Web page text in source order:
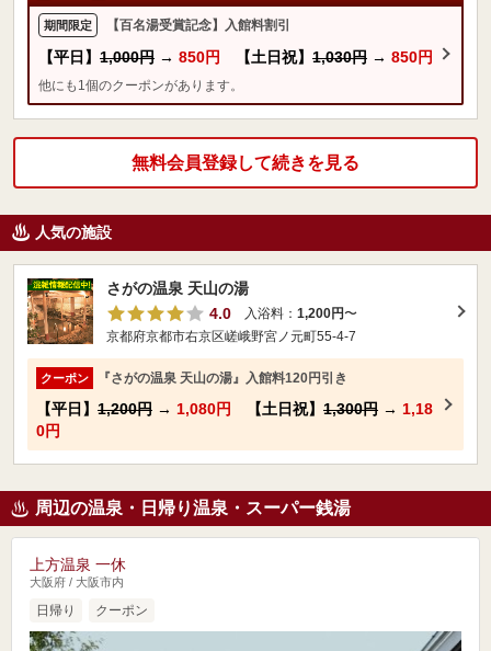
期間限定 【百名湯受賞記念】入館料割引
【平日】 1,000円 → 850円 【土日祝】 1,030円 → 850円
他にも1個のクーポンがあります。
無料会員登録して続きを見る
人気の施設
さがの温泉 天山の湯
4.0
入浴料： 1,200円〜
京都府京都市右京区嵯峨野宮ノ元町55-4-7
クーポン 『さがの温泉 天山の湯』入館料120円引き
【平日】 1,200円 → 1,080円 【土日祝】 1,300円 → 1,18
0円
周辺の温泉・日帰り温泉・スーパー銭湯
上方温泉 一休
大阪府 / 大阪市内
日帰り クーポン